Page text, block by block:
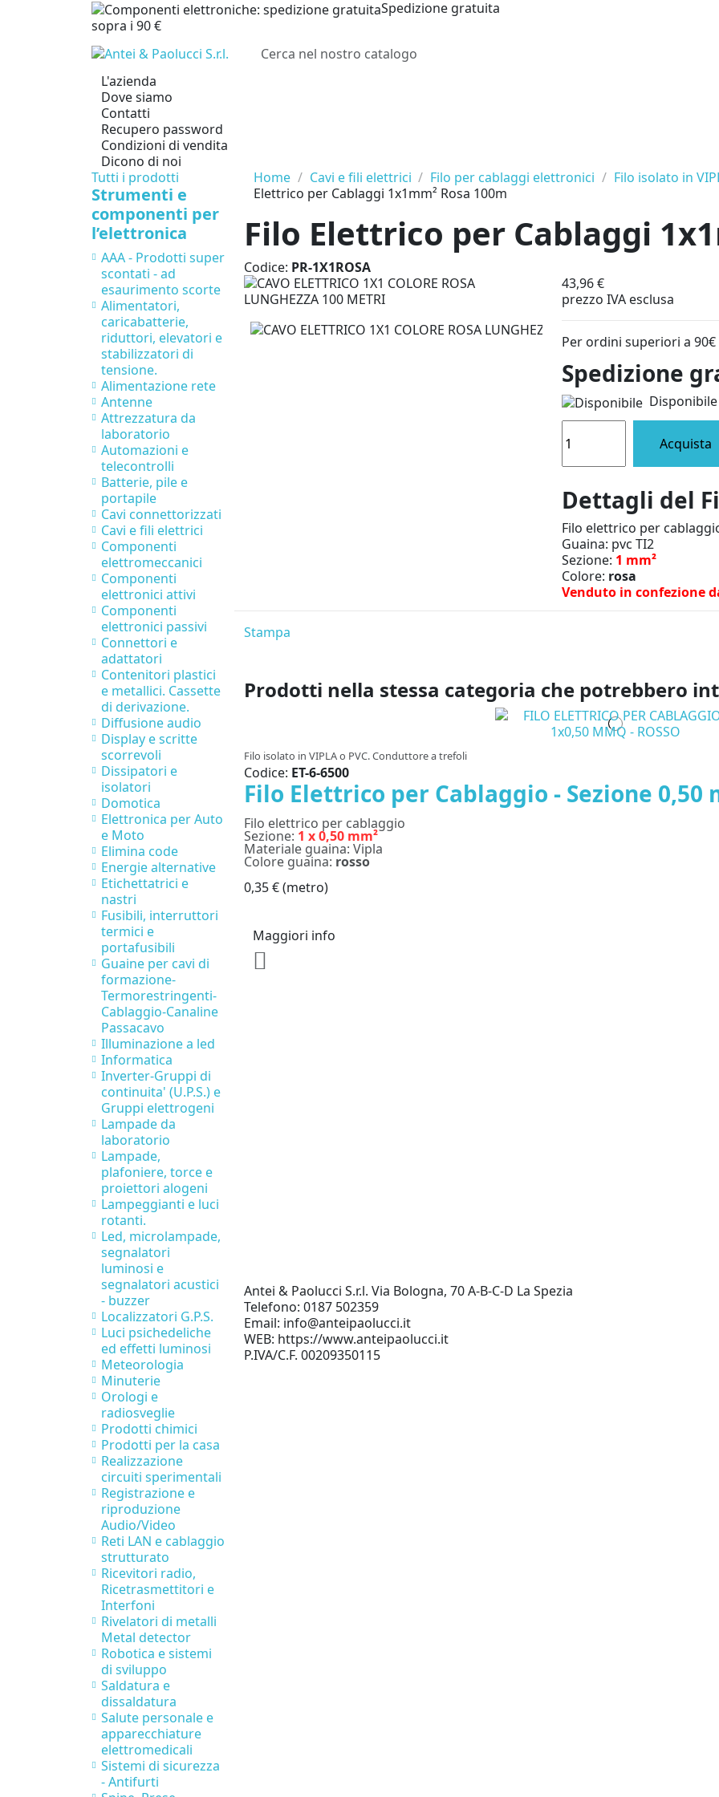
Spedizione gratuita
sopra i 90 €
L'azienda
Dove siamo
Contatti
Recupero password
Condizioni di vendita
Dicono di noi
Home
Cavi e fili elettrici Filo per cablaggi elettronici Filo isolato in
Elettrico per Cablaggi 1x1mm² Rosa 100m
Filo Elettrico per Cablaggi
Codice: PR-1X1ROSA
43,96 €
prezzo IVA esclusa
Per ordini superiori a 90€
Spedizione
Disponibile
Acquista
Dettagli del
Filo elettrico per
Guaina: pvc TI2
Sezione: 1 mm²
Colore: rosa
Venduto in confezione
Stampa
Prodotti nella stessa categoria che potrebbero
Filo isolato in VIPLA o PVC. Conduttore a trefoli
Codice: ET-6-6500
Filo Elettrico per Cablaggio - Sezione 0,50
Filo elettrico per cablaggio
Sezione: 1 x 0,50 mm²
Materiale guaina: Vipla
Colore guaina: rosso
0,35 €(metro)
Maggiori info
Antei & Paolucci S.r.l. Via Bologna, 70 A-B-C-D La Spezia
Telefono: 0187 502359
Email: info@anteipaolucci.it
WEB: https://www.anteipaolucci.it
P.IVA/C.F. 00209350115
Tutti i prodotti
Strumenti e
componenti per
l’elettronica
AAA - Prodotti super
scontati - ad
esaurimento scorte
Alimentatori,
caricabatterie,
riduttori, elevatori e
stabilizzatori di
tensione.
Alimentazione rete
Antenne
Attrezzatura da
laboratorio
Automazioni e
telecontrolli
Batterie, pile e
portapile
Cavi connettorizzati
Cavi e fili elettrici
Componenti
elettromeccanici
Componenti
elettronici attivi
Componenti
elettronici passivi
Connettori e
adattatori
Contenitori plastici
e metallici. Cassette
di derivazione.
Diffusione audio
Display e scritte
scorrevoli
Dissipatori e
isolatori
Domotica
Elettronica per Auto
e Moto
Elimina code
Energie alternative
Etichettatrici e
nastri
Fusibili, interruttori
termici e
portafusibili
Guaine per cavi di
formazione-
Termorestringenti-
Cablaggio-Canaline
Passacavo
Illuminazione a led
Informatica
Inverter-Gruppi di
continuita' (U.P.S.) e
Gruppi elettrogeni
Lampade da
laboratorio
Lampade,
plafoniere, torce e
proiettori alogeni
Lampeggianti e luci
rotanti.
Led, microlampade,
segnalatori
luminosi e
segnalatori acustici
- buzzer
Localizzatori G.P.S.
Luci psichedeliche
ed effetti luminosi
Meteorologia
Minuterie
Orologi e
radiosveglie
Prodotti chimici
Prodotti per la casa
Realizzazione
circuiti sperimentali
Registrazione e
riproduzione
Audio/Video
Reti LAN e cablaggio
strutturato
Ricevitori radio,
Ricetrasmettitori e
Interfoni
Rivelatori di metalli
Metal detector
Robotica e sistemi
di sviluppo
Saldatura e
dissaldatura
Salute personale e
apparecchiature
elettromedicali
Sistemi di sicurezza
- Antifurti